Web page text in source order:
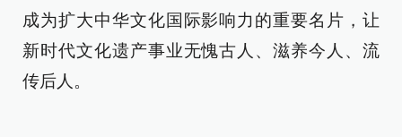
成为扩大中华文化国际影响力的重要名片，让
新时代文化遗产事业无愧古人、滋养今人、流
传后人。